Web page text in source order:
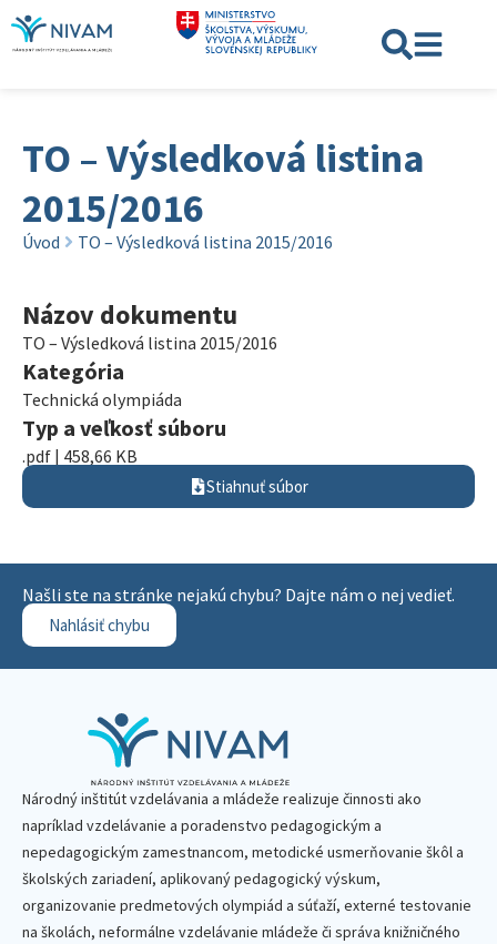
TO – Výsledková listina
2015/2016
Úvod TO – Výsledková listina 2015/2016
Názov dokumentu
TO – Výsledková listina 2015/2016
Kategória
Technická olympiáda
Typ a veľkosť súboru
.pdf | 458,66 KB
Stiahnuť súbor
Našli ste na stránke nejakú chybu? Dajte nám o nej vedieť.
Nahlásiť chybu
Národný inštitút vzdelávania a mládeže realizuje činnosti ako
napríklad vzdelávanie a poradenstvo pedagogickým a
nepedagogickým zamestnancom, metodické usmerňovanie škôl a
školských zariadení, aplikovaný pedagogický výskum,
organizovanie predmetových olympiád a súťaží, externé testovanie
na školách, neformálne vzdelávanie mládeže či správa knižničného